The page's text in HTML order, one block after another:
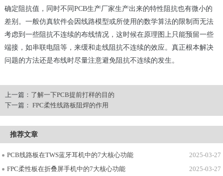
确定阻抗值，同时不同PCB生产厂家生产出来的特性阻抗也有微小的
差别。一般仿真软件会因线路模型或所使用的数学算法的限制而无法
考虑到一些阻抗不连续的布线情况，这时候在原理图上只能预留一些
端接，如串联电阻等，来缓和走线阻抗不连续的效应。真正根本解决
问题的方法还是布线时尽量注意避免阻抗不连续的发生。
上一篇： 了解一下PCB提前打样的目的
下一篇： FPC柔性线路板阻焊的作用
推荐文章
2025-03-27
PCB线路板在TWS蓝牙耳机中的7大核心功能
2025-03-27
FPC柔性板在折叠屏手机中的7大核心功能